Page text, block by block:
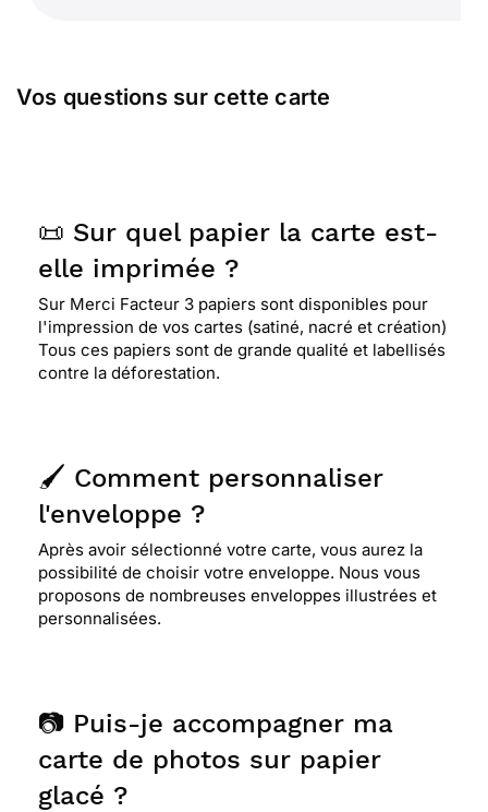
Vos questions sur cette carte
📜 Sur quel papier la carte est-
elle imprimée ?
Sur Merci Facteur 3 papiers sont disponibles pour
l'impression de vos cartes (satiné, nacré et création)
Tous ces papiers sont de grande qualité et labellisés
contre la déforestation.
🖌️ Comment personnaliser
l'enveloppe ?
Après avoir sélectionné votre carte, vous aurez la
possibilité de choisir votre enveloppe. Nous vous
proposons de nombreuses enveloppes illustrées et
personnalisées.
📷 Puis-je accompagner ma
carte de photos sur papier
glacé ?